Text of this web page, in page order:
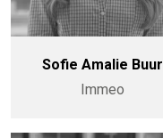
Sofie Amalie Buur
Immeo